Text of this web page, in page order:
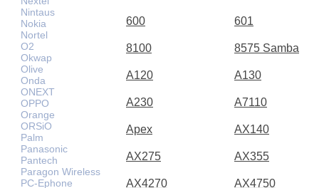
Nintaus
Nokia
Nortel
O2
Okwap
Olive
Onda
ONEXT
OPPO
Orange
ORSiO
Palm
Panasonic
Pantech
Paragon Wireless
PC-Ephone
600 601
8100 8575 Samba
A120 A130
A230 A7110
Apex AX140
AX275 AX355
AX4270 AX4750